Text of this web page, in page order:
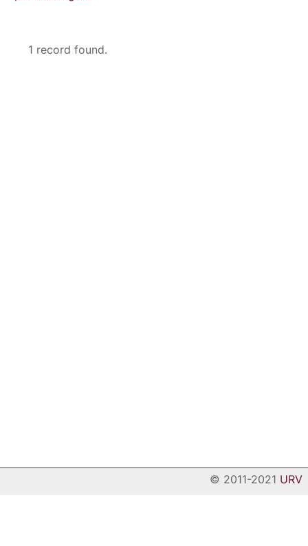
1 record found.
© 2011-2021 URV